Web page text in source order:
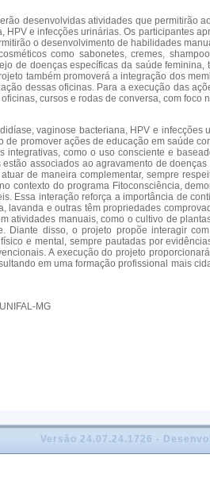
desenvolvidas atividades que permitirão
e infecções urinárias. Os participantes
o desenvolvimento de habilidades
como sabonetes, cremes,
de doenças específicas da saúde
também promoverá a integração dos
dessas oficinas. Para a execução das
cursos e rodas de conversa, com foco
vaginose bacteriana, HPV e infecções
promover ações de educação em saúde
como o uso consciente e
associados ao agravamento de
de maneira complementar, sempre
contexto do programa Fitoconsciência,
Essa interação reforça a importância de
e outras têm propriedades
atividades manuais, como o cultivo de
disso, o projeto propõe interagir
e mental, sempre pautadas por
A execução do projeto
em uma formação profissional mais
MG
Versão 24.07.24.1726 -